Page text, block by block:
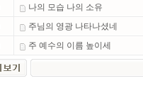
나의 모습 나의 소유
주님의 영광 나타나셨네
주 예수의 이름 높이세